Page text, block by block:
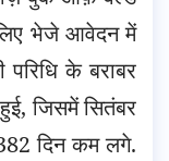
लिए भेजे आवेदन में
परिधि के बराबर
जिसमें सितंबर
दिन कम लगे.